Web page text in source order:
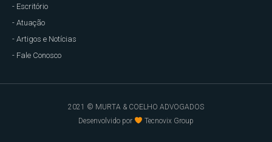
- Escritório
- Atuação
- Artigos e Notícias
- Fale Conosco
2021 © MURTA & COELHO ADVOGADOS
Desenvolvido por
Tecnovix Group